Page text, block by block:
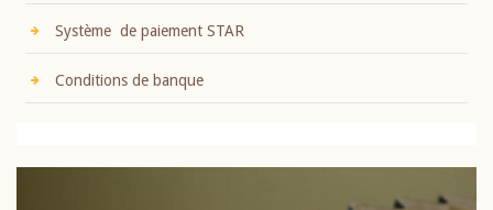
Système de paiement STAR
Conditions de banque